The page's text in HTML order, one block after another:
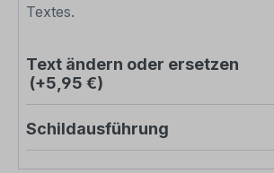
Textes.
Text ändern oder ersetzen
(+5,95 €)
Schildausführung